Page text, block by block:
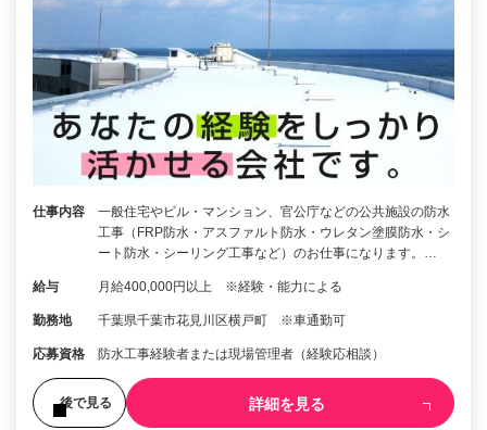
仕事内容
一般住宅やビル・マンション、官公庁などの公共施設の防水
工事（FRP防水・アスファルト防水・ウレタン塗膜防水・シ
ート防水・シーリング工事など）のお仕事になります。…
給与 月給400,000円以上 ※経験・能力による
勤務地 千葉県千葉市花見川区横戸町 ※車通勤可
応募資格 防水工事経験者または現場管理者（経験応相談）
後で見る 詳細を見る